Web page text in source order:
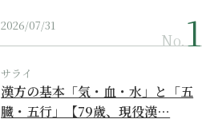
2026/07/31
No.
サライ
漢方の基本「気・血・水」と「五
臓・五行」【79歳、現役漢…